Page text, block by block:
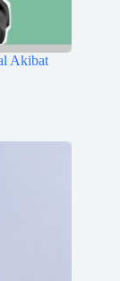
Akibat